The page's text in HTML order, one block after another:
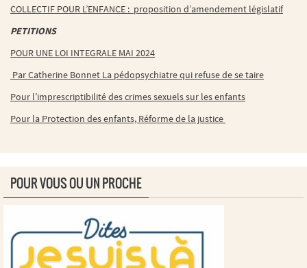
COLLECTIF POUR L’ENFANCE : proposition d’amendement législatif
PETITIONS
POUR UNE LOI INTEGRALE MAI 2024
Par Catherine Bonnet La pédopsychiatre qui refuse de se taire
Pour l’imprescriptibilité des crimes sexuels sur les enfants
Pour la Protection des enfants, Réforme de la justice
POUR VOUS OU UN PROCHE